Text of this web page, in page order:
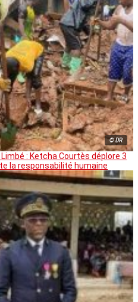
© DR
: Ketcha Courtès déplore 3
la responsabilité humaine